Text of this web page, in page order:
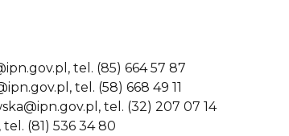
tel. (85) 664 57 87
tel. (58) 668 49 11
tel. (32) 207 07 14
(81) 536 34 80